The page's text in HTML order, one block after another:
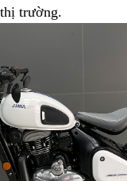
trườngretro
.